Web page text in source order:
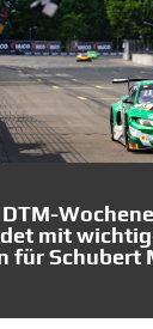
mit
für Schubert